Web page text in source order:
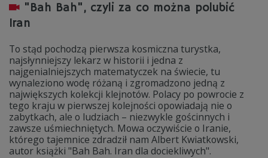
"Bah Bah", czyli za co można polubić
Iran
To stąd pochodzą pierwsza kosmiczna turystka,
najsłynniejszy lekarz w historii i jedna z
najgenialniejszych matematyczek na świecie, tu
wynaleziono wodę różaną i zgromadzono jedną z
największych kolekcji klejnotów. Polacy po powrocie z
tego kraju w pierwszej kolejności opowiadają nie o
zabytkach, ale o ludziach – niezwykle gościnnych i
zawsze uśmiechniętych. Mowa oczywiście o Iranie,
którego tajemnice zdradził nam Albert Kwiatkowski,
autor książki "Bah Bah. Iran dla dociekliwych".